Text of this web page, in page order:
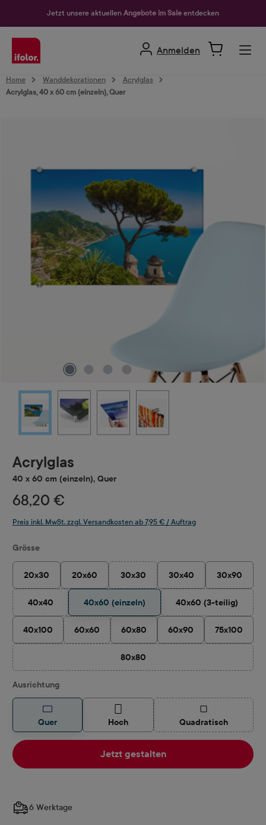
Jetzt unsere aktuellen Angebote im Sale entdecken
Anmelden
Home Wanddekorationen
Acrylglas
Acrylglas, 40 x 60 cm (einzeln), Quer
Acrylglas
40 x 60 cm (einzeln), Quer
68,20 €
Preis inkl. MwSt. zzgl. Versandkosten ab 7,95 € / Auftrag
Grösseauswählen
20x30 20x60 30x30
(Diese Option ist zurzeit nicht
30x40 30x90
40x40
(Diese Option ist zurzeit nicht verfügbar.)
40x60 (einzeln) 40x60 (3-teilig)
(Diese Option ist
40x100 60x60
(Diese Option ist zurzeit nicht verfügbar.)
60x80 60x90 75x100
80x80
(Diese Option ist zurzeit nicht
Ausrichtungauswählen
Quer Hoch Quadratisch(Diese Option ist
Jetzt gestalten
6 Werktage